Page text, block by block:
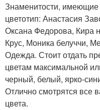
Знаменитости,
цветотип: Анастасия
Оксана Федорова, Кира
Крус, Моника белуччи,
Одежда. Стоит отдать
цветам максимальной
черный, белый, ярко-
Отлично смотрятся все
цвета.